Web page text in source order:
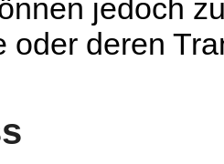
jedoch
oder deren